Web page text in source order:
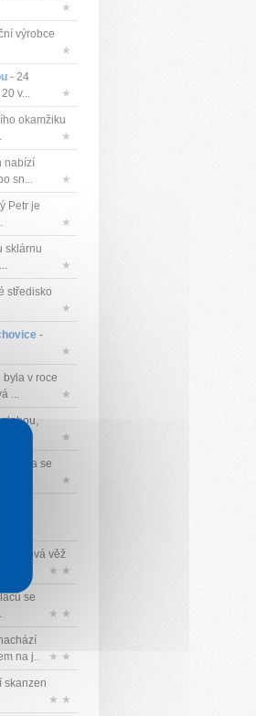
★
výrobce
★
- 24
v...
★
okamžiku
★
nabízí
sn...
★
Petr je
★
sklárnu
★
středisko
★
-
★
v roce
...
★
★
se
★
věž
★ ★
se
★ ★
na j...
★ ★
skanzen
★ ★